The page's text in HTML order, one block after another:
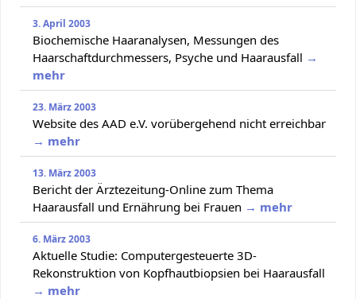
3. April 2003
Biochemische Haaranalysen, Messungen des
Haarschaftdurchmessers, Psyche und Haarausfall →
mehr
23. März 2003
Website des AAD e.V. vorübergehend nicht erreichbar
→ mehr
13. März 2003
Bericht der Ärztezeitung-Online zum Thema
Haarausfall und Ernährung bei Frauen → mehr
6. März 2003
Aktuelle Studie: Computergesteuerte 3D-
Rekonstruktion von Kopfhautbiopsien bei Haarausfall
→ mehr